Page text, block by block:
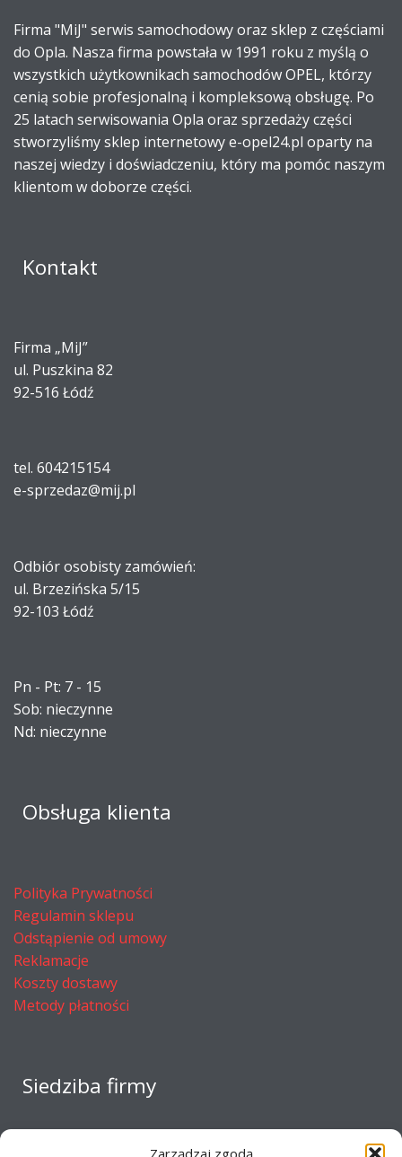
Firma "MiJ" serwis samochodowy oraz sklep z częściami
do Opla. Nasza firma powstała w 1991 roku z myślą o
wszystkich użytkownikach samochodów OPEL, którzy
cenią sobie profesjonalną i kompleksową obsługę. Po
25 latach serwisowania Opla oraz sprzedaży części
stworzyliśmy sklep internetowy e-opel24.pl oparty na
naszej wiedzy i doświadczeniu, który ma pomóc naszym
klientom w doborze części.
Kontakt
Firma „MiJ”
ul. Puszkina 82
92-516 Łódź
tel. 604215154
e-sprzedaz@mij.pl
Odbiór osobisty zamówień:
ul. Brzezińska 5/15
92-103 Łódź
Pn - Pt: 7 - 15
Sob: nieczynne
Nd: nieczynne
Obsługa klienta
Polityka Prywatności
Regulamin sklepu
Odstąpienie od umowy
Reklamacje
Koszty dostawy
Metody płatności
Siedziba firmy